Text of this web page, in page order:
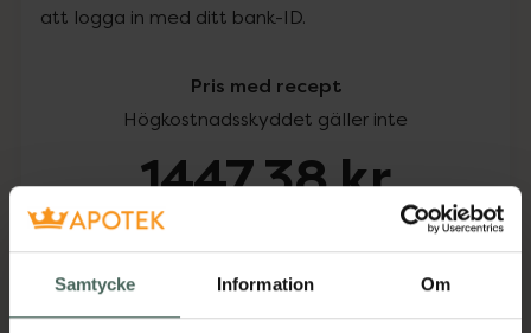
Samtycke Information Om
att logga in med ditt bank-ID.
Pris med recept
Högkostnadsskyddet gäller inte
1447,38 kr
Köp via ditt recept